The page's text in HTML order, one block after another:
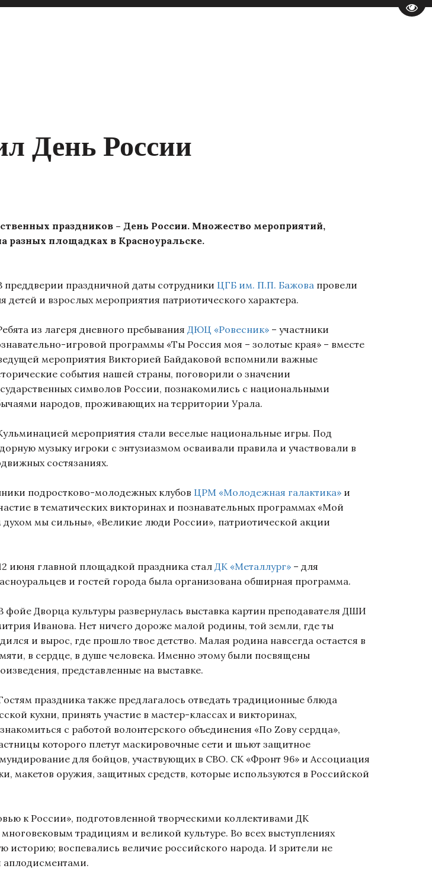
День России
праздников – День России. Множество мероприятий,
разных площадках в Красноуральске.
преддверии праздничной даты сотрудники ЦГБ им. П.П. Бажовапровели
детей и взрослых мероприятия патриотического характера.
из лагеря дневного пребывания ДЮЦ «Ровесник»– участники
игровой программы «Ты Россия моя – золотые края» – вместе
мероприятия Викторией Байдаковой вспомнили важные
события нашей страны, поговорили о значении
символов России, познакомились с национальными
народов, проживающих на территории Урала.
мероприятия стали веселые национальные игры. Под
музыку игроки с энтузиазмом осваивали правила и участвовали в
состязаниях.
подростково-молодежных клубов ЦРМ «Молодежная галактика» и
в тематических викторинах и познавательных программах «Мой
мы сильны», «Великие люди России», патриотической акции
июня главной площадкой праздника стал ДК «Металлург» – для
и гостей города была организована обширная программа.
фойе Дворца культуры развернулась выставка картин преподавателя ДШИ
Иванова. Нет ничего дороже малой родины, той земли, где ты
и вырос, где прошло твое детство. Малая родина навсегда остается в
в сердце, в душе человека. Именно этому были посвящены
представленные на выставке.
праздника также предлагалось отведать традиционные блюда
кухни, принять участие в мастер-классах и викторинах,
с работой волонтерского объединения «По Zову сердца»,
которого плетут маскировочные сети и шьют защитное
для бойцов, участвующих в СВО. СК «Фронт 96» и Ассоциация
макетов оружия, защитных средств, которые используются в Российской
к России», подготовленной творческими коллективами ДК
традициям и великой культуре. Во всех выступлениях
историю; воспевались величие российского народа. И зрители не